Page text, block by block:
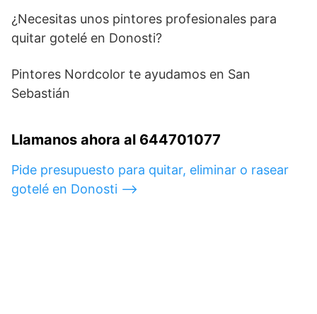
¿Necesitas unos pintores profesionales para
quitar gotelé en Donosti?
Pintores Nordcolor te ayudamos en San
Sebastián
Llamanos ahora al 644701077
Pide presupuesto para quitar, eliminar o rasear
gotelé en Donosti –>